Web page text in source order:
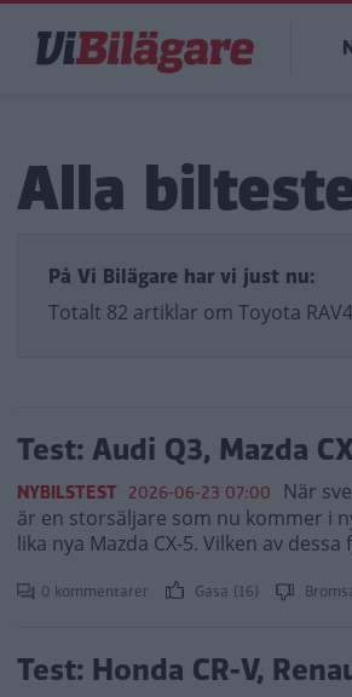
huvudinnehåll
Alla
På Vi Bilägare har vi just nu:
Totalt 82 artiklar om Toyota RAV4
Test: Audi Q3, Mazda
NYBILSTEST 2026-06-23 07:00 När
är en storsäljare som nu kommer i
lika nya Mazda CX-5. Vilken av
0 kommentarer Gasa (16)
Test: Honda CR-V,